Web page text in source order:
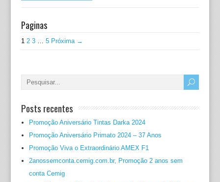
Paginas
1 2 3 … 5 Próxima →
Posts recentes
Promoção Aniversário Tintas Darka 2024
Promoção Aniversário Primato 2024 – 37 Anos
Promoção Viva o Extraordinário AMEX F1
2anossemconta.cemig.com.br, Promoção 2 anos sem
conta Cemig